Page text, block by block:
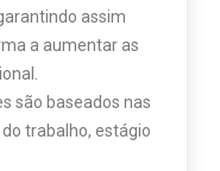
assim
a aumentar as
são baseados nas
trabalho, estágio